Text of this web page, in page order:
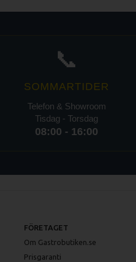
📞
SOMMARTIDER
Telefon & Showroom
Tisdag - Torsdag
08:00 - 16:00
FÖRETAGET
Om Gastrobutiken.se
Prisgaranti